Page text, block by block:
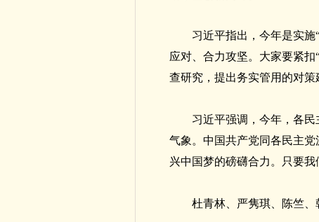
习近平指出，今年是实
应对、合力攻坚。大家要紧
查研究，提出务实管用的对策
习近平强调，今年，各
气象。中国共产党同各民主
兴中国梦的磅礴合力。只要
杜青林、严隽琪、陈竺、